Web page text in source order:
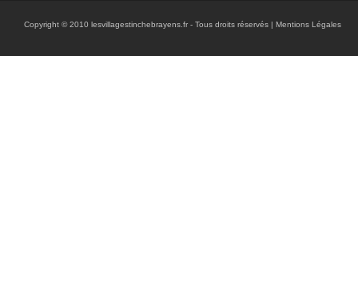
Copyright © 2010 lesvillagestinchebrayens.fr - Tous droits réservés | Mentions Légales